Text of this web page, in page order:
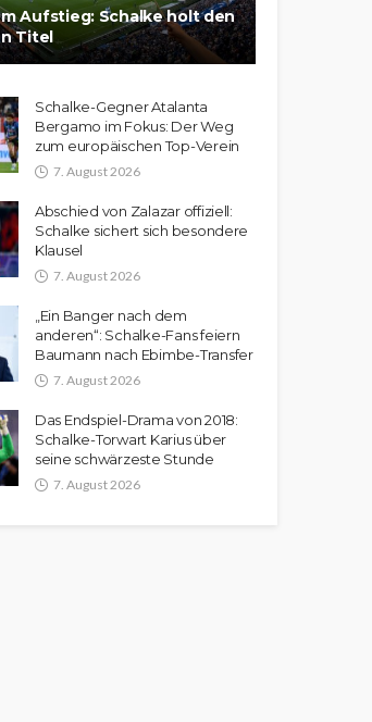
Aufstieg: Schalke holt den
Titel
Schalke-Gegner Atalanta
Bergamo im Fokus: Der Weg
zum europäischen Top-Verein
7. August 2026
Abschied von Zalazar offiziell:
Schalke sichert sich besondere
Klausel
7. August 2026
„Ein Banger nach dem
anderen“: Schalke-Fans feiern
Baumann nach Ebimbe-Transfer
7. August 2026
Das Endspiel-Drama von 2018:
Schalke-Torwart Karius über
seine schwärzeste Stunde
7. August 2026